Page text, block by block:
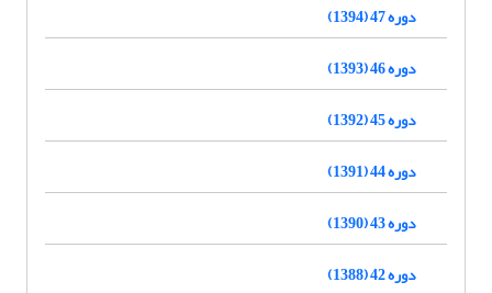
دوره 47 (1394)
دوره 46 (1393)
دوره 45 (1392)
دوره 44 (1391)
دوره 43 (1390)
دوره 42 (1388)